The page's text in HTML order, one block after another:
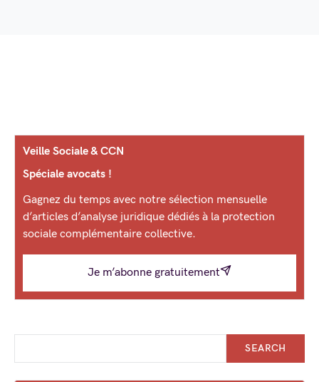
Veille Sociale & CCN
Spéciale avocats !
Gagnez du temps avec notre sélection mensuelle
d’articles d’analyse juridique dédiés à la protection
sociale complémentaire collective.
Je m’abonne gratuitement
SEARCH